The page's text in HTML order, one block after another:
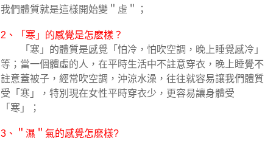
我們體質就是這樣開始變＂虛＂；
2、「寒」的感覺是怎麽樣？
「寒」的體質是感覺「怕冷，怕吹空調，晚上睡覺感冷」
等；當一個體虛的人，在平時生活中不註意穿衣，晚上睡覺不
註意蓋被子，經常吹空調，沖涼水澡，往往就容易讓我們體質
受「寒」，特別現在女性平時穿衣少，更容易讓身體受
「寒」；
3、＂濕＂氣的感覺怎麽樣?